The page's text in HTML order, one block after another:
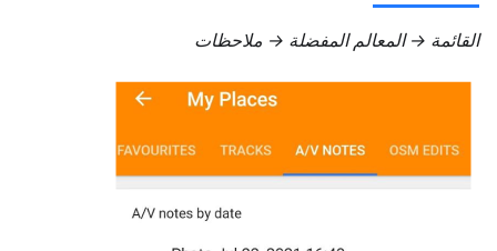
القائمة → المعالم المفضلة → ملاحظات